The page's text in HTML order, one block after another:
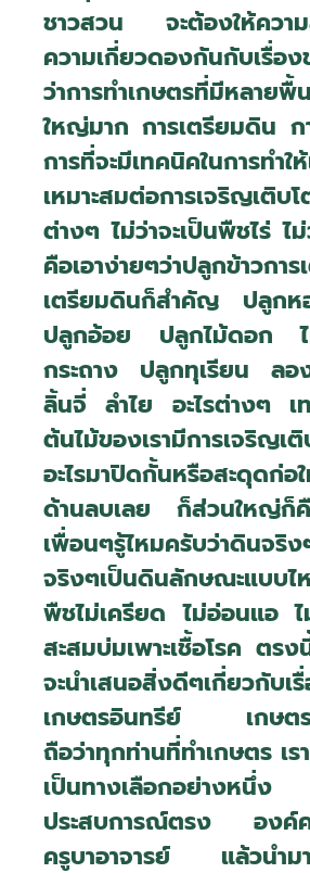
ชาวสวน จะต้องให้ควา
ความเกี่ยวดองกันกับเรื่อ
ว่าการทำเกษตรที่มีหลาย
ใหญ่มาก การเตรียมดิน
การที่จะมีเทคนิคในการทำใ
เหมาะสมต่อการเจริญเติบ
ต่างๆ ไม่ว่าจะเป็นพืชไร่ ไ
คือเอาง่ายๆว่าปลูกข้าวกา
เตรียมดินก็สำคัญ ปลูกห
ปลูกอ้อย ปลูกไม้ดอก
กระถาง ปลูกทุเรียน ล
ลิ้นจี่ ลำไย อะไรต่างๆ เ
ต้นไม้ของเรามีการเจริญเ
อะไรมาปิดกั้นหรือสะดุดก่อ
ด้านลบเลย ก็ส่วนใหญ่ก็คื
เพื่อนๆรู้ไหมครับว่าดิ
จริงๆเป็นดินลักษณะแบบ
พืชไม่เครียด ไม่อ่อนแอ ไ
สะสมบ่มเพาะเชื้อโรค ตรง
จะนำเสนอสิ่งดีๆเกี่ยวกับเ
เกษตรอินทรีย์ เกษตร
ถือว่าทุกท่านที่ทำเกษตร เร
เป็นทางเลือกอย่างห
ประสบการณ์ตรง องค์ค
ครูบาอาจารย์ แล้วนำมา